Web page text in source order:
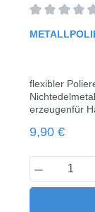
flexibler
erzeugenfür
0505 Stück /
Regulärer
9,90 €
Produkt